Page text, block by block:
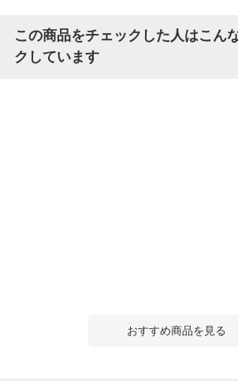
この商品をチェックした人はこん
クしています
おすすめ商品を見る